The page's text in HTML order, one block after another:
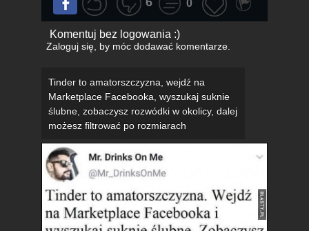
0
Komentuj bez logowania :)
Zaloguj się, by móc dodawać komentarze.
Tinder to amatorszczyzna, wejdź na
Marketplace Facebooka, wyszukaj suknie
ślubne, zobaczysz rozwódki w okolicy, dalej
możesz filtrować po rozmiarach